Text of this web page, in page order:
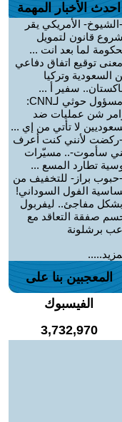
احدث الأخبار المهمة
-الشيوخ- الأمريكي يقر
قانون لتمويل
لما بعد انت ...
معنى توقيع اتفاق دفاعي
السعودية وتركيا
سفير أ ...
مسؤول حوثي لـCNN:
شن عمليات ضد
لا تأتي من إي ...
-ركضت لأنني كنت أعرف
سأموت-.. مسيّرات
تطارد المسع ...
-حبوب براز- للتخفيف من
الفول السوداني!
بشكل مفاجئ.. ليفربول
صفقة التعاقد مع
برشلونة
المعجبين بنا على
الفيسبوك
3,732,970